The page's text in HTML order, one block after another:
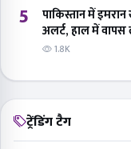
5
पाकिस्तान में
अलर्ट, हाल में वापस
1.8K
ट्रेंडिंग टैग